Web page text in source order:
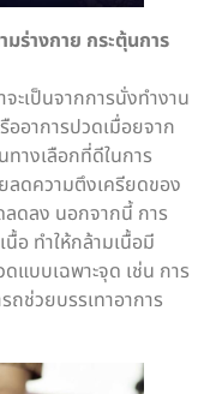
มร่างกาย กระตุ้นการ
ะเป็นจากการนั่งทำงาน
อาการปวดเมื่อยจาก
ทางเลือกที่ดีในการ
ลดความตึงเครียดของ
ลดลง นอกจากนี้ การ
อ ทำให้กล้ามเนื้อมี
แบบเฉพาะจุด เช่น การ
ช่วยบรรเทาอาการ